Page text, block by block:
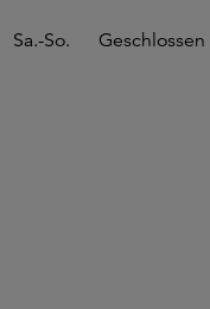
Sa.-So. Geschlossen